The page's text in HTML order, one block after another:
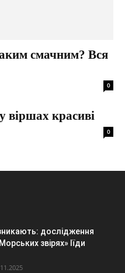
смачним? Вся
0
віршах красиві
0
дослідження
звірях» Іїди